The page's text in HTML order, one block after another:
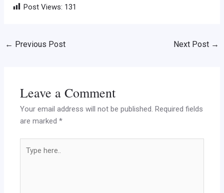
Post Views: 131
← Previous Post Next Post →
Leave a Comment
Your email address will not be published. Required fields
are marked*
here..